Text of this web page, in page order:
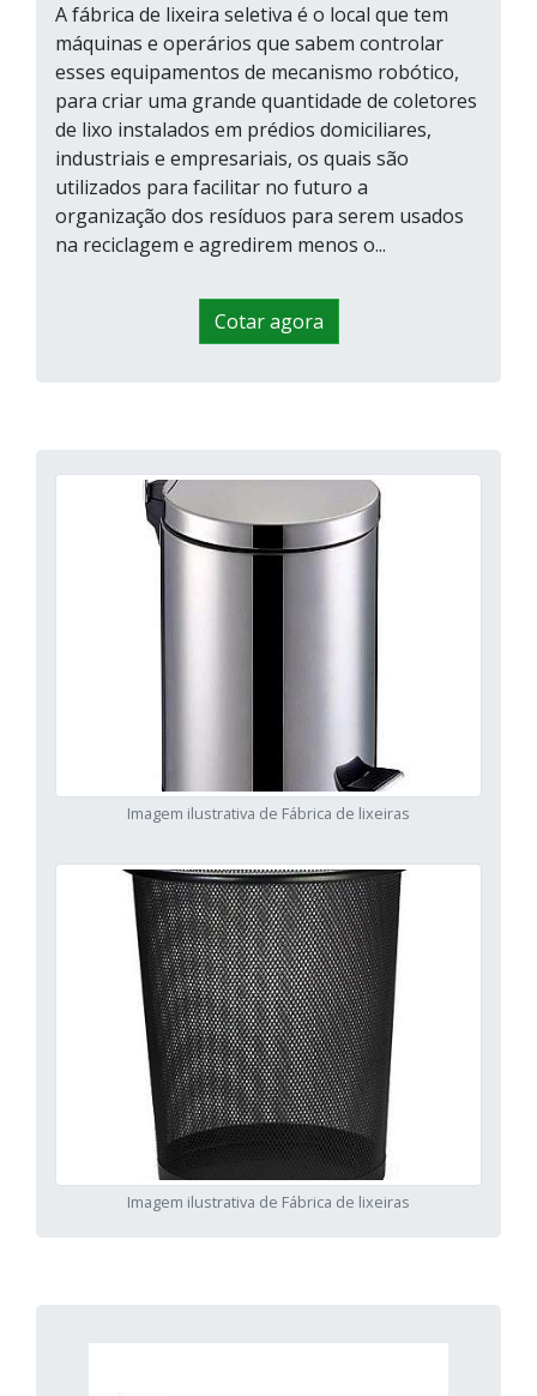
A fábrica de lixeira seletiva é o local que tem
máquinas e operários que sabem controlar
esses equipamentos de mecanismo robótico,
para criar uma grande quantidade de coletores
de lixo instalados em prédios domiciliares,
industriais e empresariais, os quais são
utilizados para facilitar no futuro a
organização dos resíduos para serem usados
na reciclagem e agredirem menos o...
Cotar agora
Imagem ilustrativa de Fábrica de lixeiras
Imagem ilustrativa de Fábrica de lixeiras